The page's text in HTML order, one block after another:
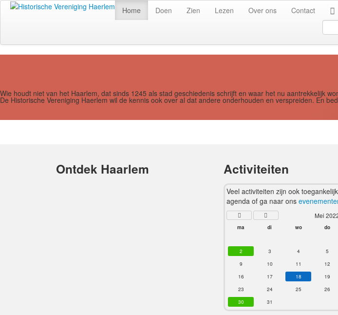
Home Doen Zien Lezen Over ons
Contact
...
Wie houdt niet van het Haarlem, dat sinds 1245 als stad geschiedenis schrijft en waar het nu aantrekkelijk
De Historische Vereniging Haerlem wil de kennis ook over al dat andere onderhouden en verspreiden. En
Ontdek Haarlem Activiteiten
Veel activiteiten zijn ook
agenda of ga naar ons
Mei
ma di wo do
2
3 4 5
9
10 11 12
16
17 18 19
23
24 25 26
30
31